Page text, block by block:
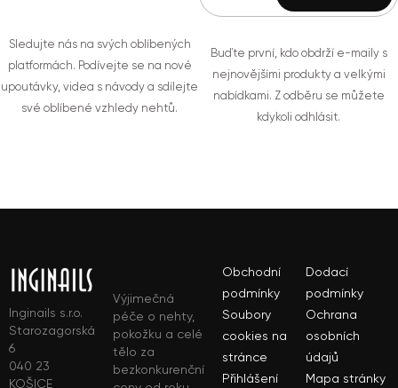
Sledujte nás na svých oblíbených
platformách. Podívejte se na nové
upoutávky, videa s návody a sdílejte
své oblíbené vzhledy nehtů.
Buďte první, kdo obdrží e-maily s
nejnovějšími produkty a velkými
nabídkami. Z odběru se můžete
kdykoli odhlásit.
Inginails s.r.o.
Starozagorská
6
040 23
KOŠICE
Výjimečná
péče o nehty,
pokožku a celé
tělo za
bezkonkurenční
Obchodní
podmínky
Dodací
podmínky
Soubory
cookies na
stránce
Ochrana
osobních
údajů
Přihlášení
Mapa stránky